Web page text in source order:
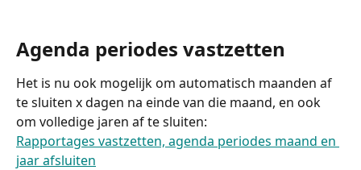
Agenda periodes vastzetten
Het is nu ook mogelijk om automatisch maanden af
te sluiten x dagen na einde van die maand, en ook
om volledige jaren af te sluiten:
Rapportages vastzetten, agenda periodes maand en
jaar afsluiten